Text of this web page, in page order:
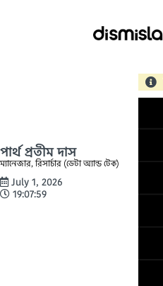
পার্থ প্রতীম দাস
ম্যানেজার, রিসার্চার (ডেটা অ্যান্ড টেক)
July 1, 2026
19:07:59